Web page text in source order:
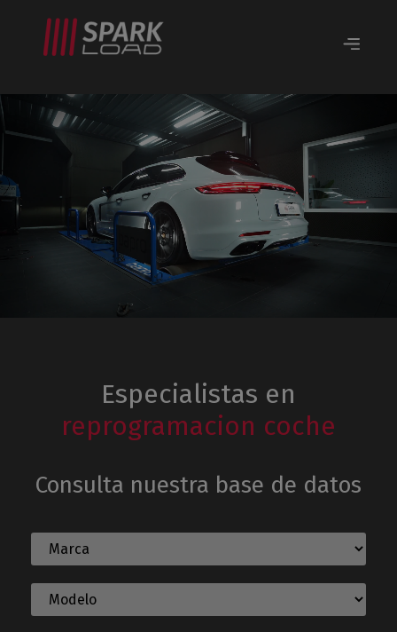
Especialistas en
reprogramacion coche
Consulta nuestra base de datos